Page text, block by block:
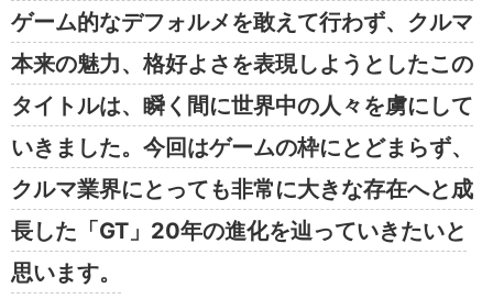
ゲーム的なデフォルメを敢えて行わず、クルマ
本来の魅力、格好よさを表現しようとしたこの
タイトルは、瞬く間に世界中の人々を虜にして
いきました。今回はゲームの枠にとどまらず、
クルマ業界にとっても非常に大きな存在へと成
長した「GT」20年の進化を辿っていきたいと
思います。